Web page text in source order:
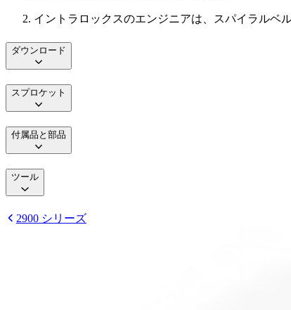
イントラロックスのエンジニアは、スパイラルベ
ダウンロード
スプロケット
付属品と部品
ツール
2900 シリーズ